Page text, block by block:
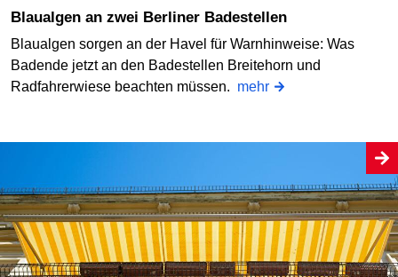
Blaualgen an zwei Berliner Badestellen
Blaualgen sorgen an der Havel für Warnhinweise: Was
Badende jetzt an den Badestellen Breitehorn und
Radfahrerwiese beachten müssen. mehr